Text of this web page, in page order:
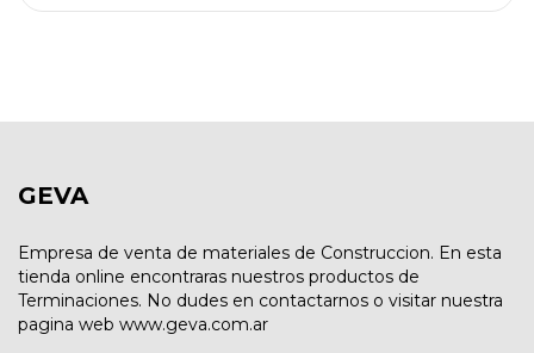
GEVA
Empresa de venta de materiales de Construccion. En esta
tienda online encontraras nuestros productos de
Terminaciones. No dudes en contactarnos o visitar nuestra
pagina web www.geva.com.ar